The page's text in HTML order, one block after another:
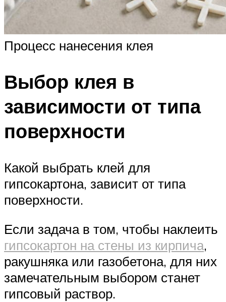
Процесс нанесения клея
Выбор клея в
зависимости от типа
поверхности
Какой выбрать клей для
гипсокартона, зависит от типа
поверхности.
Если задача в том, чтобы наклеить
гипсокартон на стены из кирпича,
ракушняка или газобетона, для них
замечательным выбором станет
гипсовый раствор.